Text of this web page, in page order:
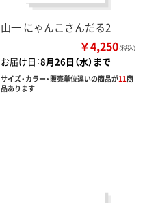
山一 にゃんこさんだる2
￥4,250（税込）
お届け日：8月26日（水）まで
サイズ・カラー・販売単位違いの商品が11商
品あります